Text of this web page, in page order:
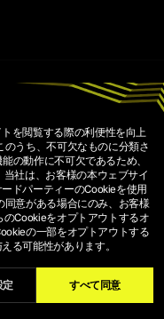
ー
MARK OFKRAFTON, INC.
を閲覧する際の利便性を向上
うち、不可欠なものに分類さ
の動作に不可欠であるため、
社は、お客様の本ウェブサイ
ドパーティーのCookieを使用
同意がある場合にのみ、お客様
Cookieをオプトアウトするオ
の一部をオプトアウトする
る可能性があります。
定 すべて同意